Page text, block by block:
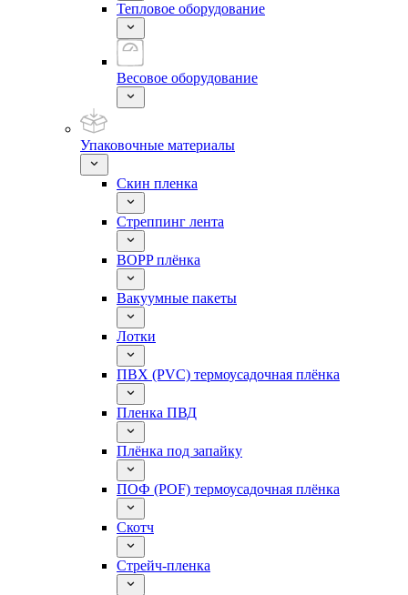
Тепловое оборудование
Весовое оборудование
Упаковочные материалы
Скин пленка
Стреппинг лента
BOPP плёнка
Вакуумные пакеты
Лотки
ПВХ (PVC) термоусадочная плёнка
Пленка ПВД
Плёнка под запайку
ПОФ (POF) термоусадочная плёнка
Скотч
Стрейч-пленка